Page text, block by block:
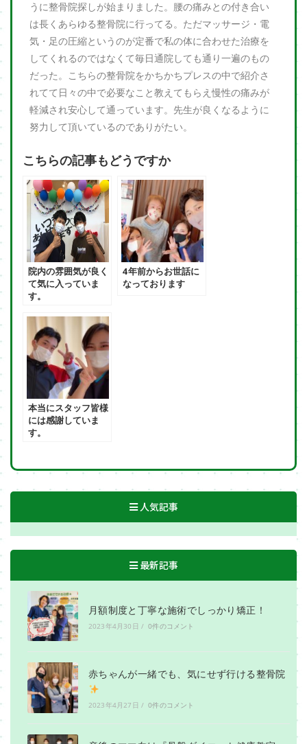
うに整骨院探しが始まりました。腰の痛みとの付き合い
は長くあらゆる整骨院に行ってる。ただマッサージ・電
気・足の圧縮というのが定番で私の体に合わせた治療を
してくれるのではなくて毎日通院しても通り一遍のもの
だった。こちらの整骨院をかちかちプレスの中で紹介さ
れてて日々の中で必要なこと教えてもらえ慢性の痛みが
軽減され安心して通っています。先生が良くなるように
努力して頂いているのでありがたい。
こちらの記事もどうですか
院内の雰囲気が良く
て気に入っていま
す。
4年前からお世話に
なっております
本当にスタッフ皆様
には感謝していま
す。
人気記事
最新記事
月額制度と丁寧な施術でしっかり矯正！
2023年4月30日 / 0件のコメント
赤ちゃんが一緒でも、気にせず行ける整骨院
2023年4月27日 / 0件のコメント